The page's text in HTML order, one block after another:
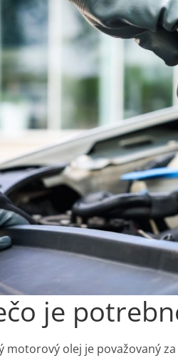
je
motorový olej je považovaný za